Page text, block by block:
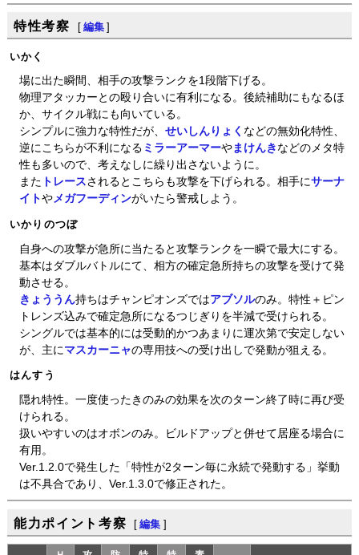
特性考察 [ 編集 ]
いかく
場に出た瞬間、相手の攻撃ランクを1段階下げる。
物理アタッカーとの殴り合いに有利になる。後続補助にもなるほ
か、サイクル戦にも向いている。
シンプルに強力な特性だが、 せいしんりょく などの無効化特性、
逆にこちらが不利になる ミラーアーマーやまけんき などのメタ特
性も多いので、考えなしに繰り出さないように。
また トレースされるとこちらも攻撃を下げられる。相手にサーナ
イトやメガフーディンがいたら警戒しよう。
いかりのつぼ
自身への攻撃が急所に当たると攻撃ランクを一瞬で最大にする。
基本はダブルバトルにて、相方の確定急所持ちの攻撃を受けて発
動させる。
きょううん持ちはチャンピオンズではアブソルのみ。特性＋ピン
トレンズ込みで確定急所になるつじぎりを半減で受けられる。
シングルでは基本的には受動的かつあまりに運次第で安定しない
が、主に マスカーニャの専用技への受け出しで発動が狙える。
はんすう
隠れ特性。一度使ったきのみの効果を次のターン終了時に再び受
けられる。
扱いやすいのはオボンのみ。ビルドアップと併せて居座る場合に
有用。
Ver.1.2.0で発生した「特性が2ターン毎に永続で発動する」挙動
は不具合であり、Ver.1.3.0で修正された。
能力ポイント考察 [ 編集 ]